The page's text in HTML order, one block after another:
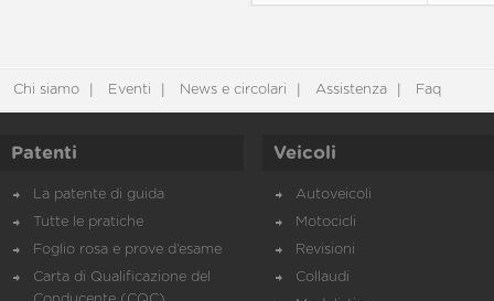
Chi siamo Eventi News e circolari Assistenza Faq
Patenti
La patente di guida
Tutte le pratiche
Foglio rosa e prove d’esame
Carta di Qualificazione del
Veicoli
Autoveicoli
Motocicli
Revisioni
Collaudi